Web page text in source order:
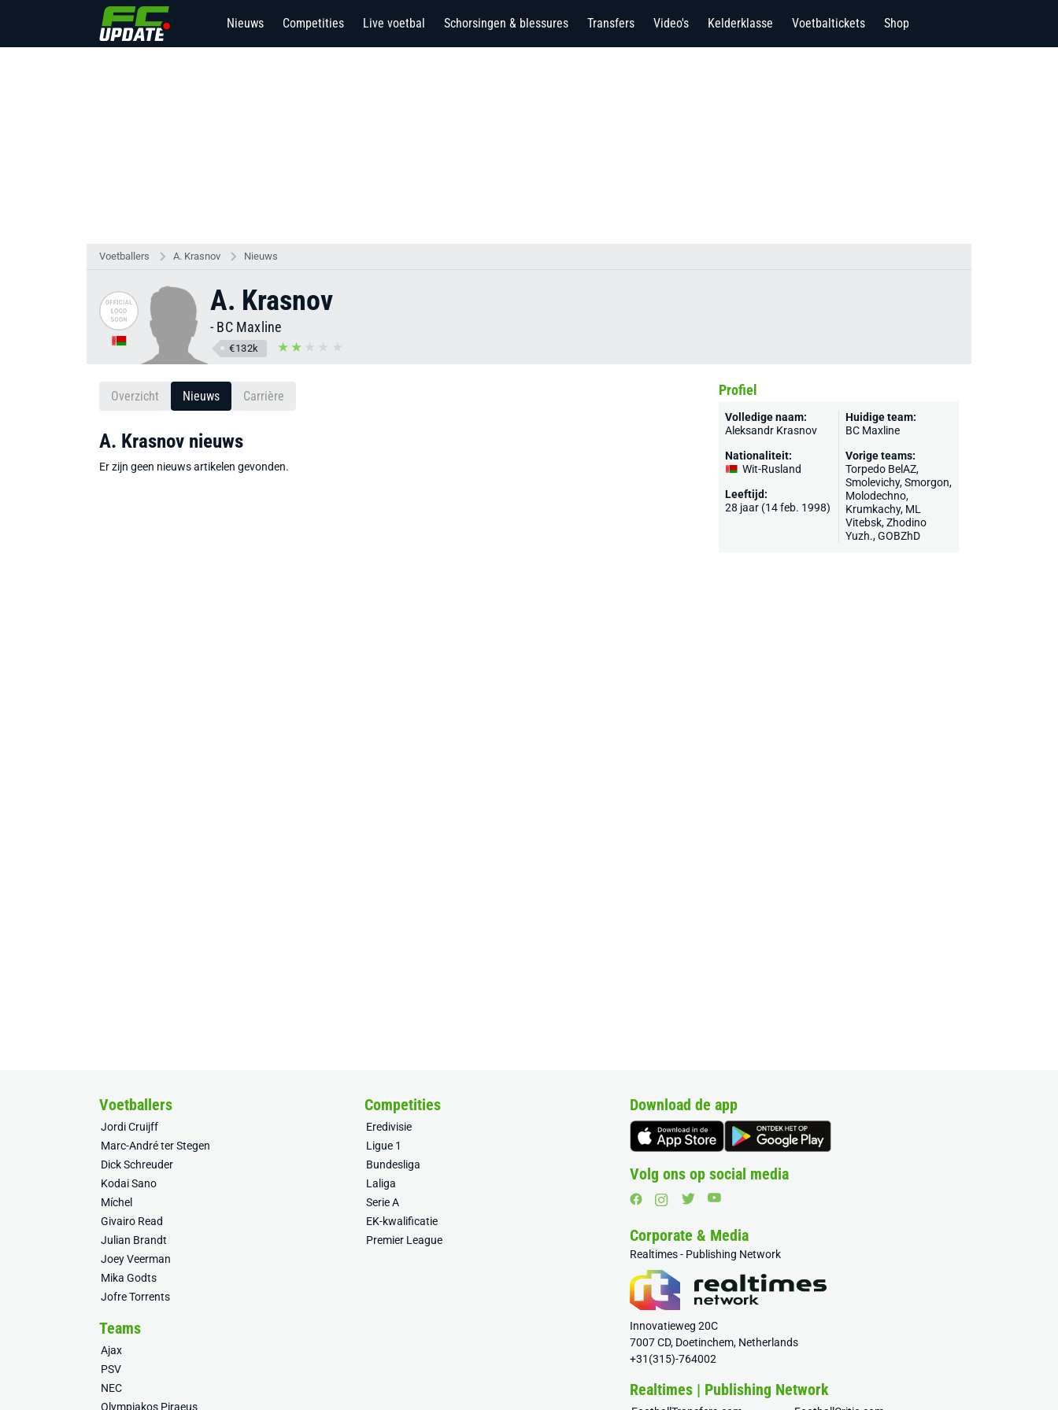
Nieuws Competities Live voetbal Schorsingen & blessures Transfers Video's Kelderklasse Voetbaltickets Shop
Voetballers A. Krasnov Nieuws
A. Krasnov
- BC Maxline
€132k
Overzicht Nieuws Carrière
A. Krasnov nieuws
Er zijn geen nieuws artikelen gevonden.
Profiel
Volledige naam:
Aleksandr Krasnov
Nationaliteit:
Wit-Rusland
Leeftijd:
28 jaar (14 feb. 1998)
Huidige team:
BC Maxline
Vorige teams:
Torpedo BelAZ,
Smolevichy, Smorgon,
Molodechno,
Krumkachy, ML
Vitebsk, Zhodino
Yuzh., GOBZhD
Voetballers
Jordi Cruijff
Marc-André ter Stegen
Dick Schreuder
Kodai Sano
Míchel
Givairo Read
Julian Brandt
Joey Veerman
Mika Godts
Jofre Torrents
Competities
Eredivisie
Ligue 1
Bundesliga
Laliga
Serie A
EK-kwalificatie
Premier League
Teams
Ajax
PSV
NEC
Olympiakos Piraeus
Download de app
Volg ons op social media
Corporate & Media
Realtimes - Publishing Network
Innovatieweg 20C
7007 CD, Doetinchem, Netherlands
+31(315)-764002
Realtimes | Publishing Network